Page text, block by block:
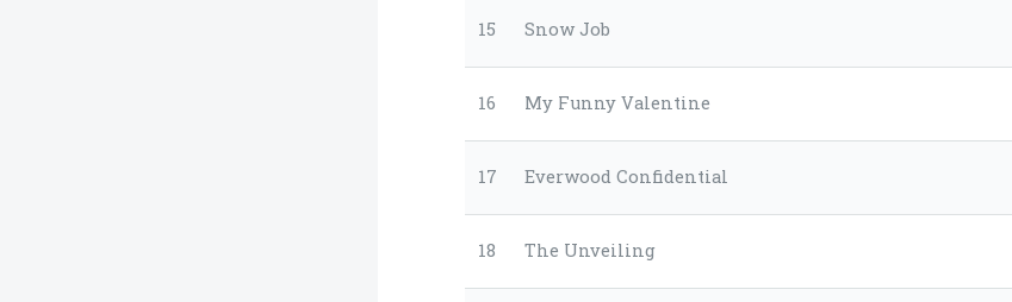
15 Snow Job
16 My Funny Valentine
17 Everwood Confidential
18 The Unveiling